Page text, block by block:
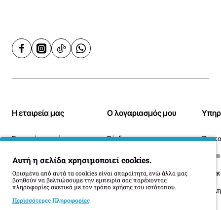
Η εταιρεία μας
Σχετικά με εμάς
Blog
Πληροφορίες Παράδοσης
Όροι Επιστροφής
Ο λογαριασμός μου
Σύνδεση
Ιστορικό Παραγγελιών
Επιστροφές
Αυτή η σελίδα χρησιμοποιεί cookies.
Ορισμένα από αυτά τα cookies είναι απαραίτητα, ενώ άλλα μας
βοηθούν να βελτιώσουμε την εμπειρία σας παρέχοντας
πληροφορίες σχετικά με τον τρόπο χρήσης του ιστότοπου.
Περισσότερες Πληροφορίες